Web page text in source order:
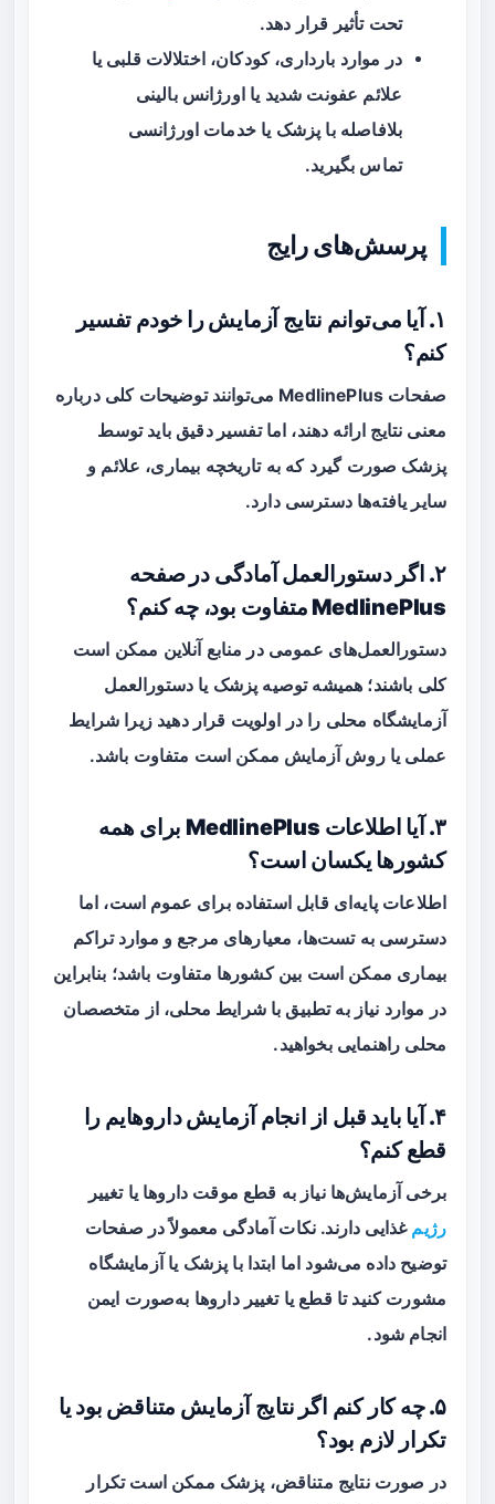
تحت تأثیر قرار دهد.
در موارد بارداری، کودکان، اختلالات قلبی یا
علائم عفونت شدید یا اورژانس بالینی
بلافاصله با پزشک یا خدمات اورژانسی
تماس بگیرید.
پرسش‌های رایج
۱. آیا می‌توانم نتایج آزمایش را خودم تفسیر
کنم؟
صفحات MedlinePlus می‌توانند توضیحات کلی درباره
معنی نتایج ارائه دهند، اماتفسیر دقیق باید توسط
پزشک صورت گیرد که به تاریخچه بیماری، علائم و
سایر یافته‌ها دسترسی دارد.
۲. اگر دستورالعمل آمادگی در صفحه
MedlinePlus متفاوت بود، چه کنم؟
دستورالعمل‌های عمومی در منابع آنلاین ممکن است
کلی باشند؛ همیشه توصیه پزشک یا دستورالعمل
آزمایشگاه محلی را در اولویت قرار دهید زیرا شرایط
عملی یا روش آزمایش ممکن است متفاوت باشد.
۳. آیا اطلاعات MedlinePlus برای همه
کشورها یکسان است؟
اطلاعات پایه‌ای قابل استفاده برای عموم است، اما
دسترسی به تست‌ها، معیارهای مرجع و موارد تراکم
بیماری ممکن است بین کشورها متفاوت باشد؛ بنابراین
در موارد نیاز به تطبیق با شرایط محلی، از متخصصان
محلی راهنمایی بخواهید.
۴. آیا باید قبل از انجام آزمایش داروهایم را
قطع کنم؟
برخی آزمایش‌ها نیاز به قطع موقت داروها یا تغییر
رژیم غذایی دارند. نکات آمادگی معمولاً در صفحات
توضیح داده می‌شود اما ابتدا با پزشک یا آزمایشگاه
مشورت کنید تا قطع یا تغییر داروها به‌صورت ایمن
انجام شود.
۵. چه کار کنم اگر نتایج آزمایش متناقض بود یا
تکرار لازم بود؟
در صورت نتایج متناقض، پزشک ممکن است تکرار